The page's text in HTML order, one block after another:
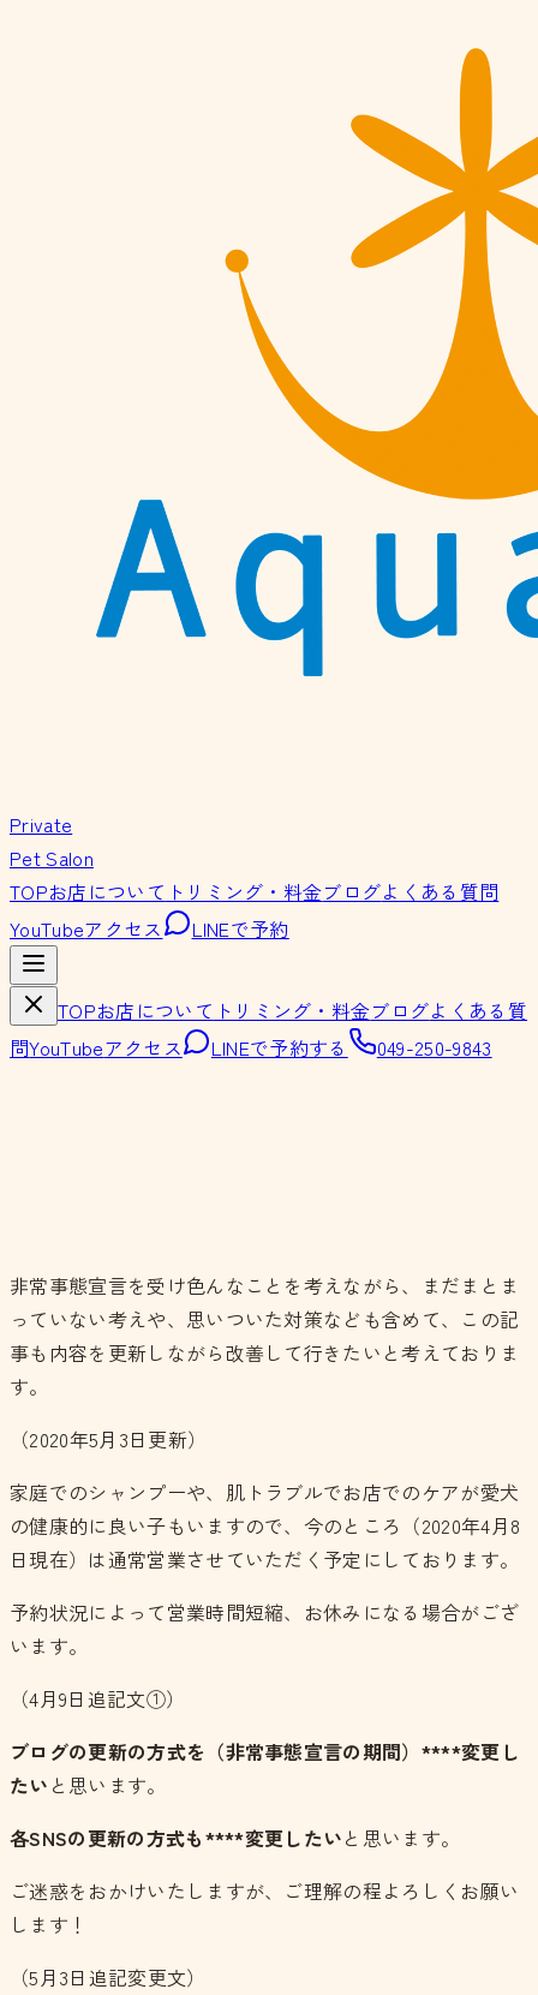
Private
Pet Salon
TOPお店について トリミング・料金ブログよくある質問
YouTubeアクセス LINEで予約
TOPお店について トリミング・料金ブログよくある質
問YouTubeアクセス LINEで予約する 049-250-9843
非常事態宣言を受け色んなことを考えながら、まだまとま
っていない考えや、思いついた対策なども含めて、この記
事も内容を更新しながら改善して行きたいと考えておりま
す。
（2020年5月3日更新）
家庭でのシャンプーや、肌トラブルでお店でのケアが愛犬
の健康的に良い子もいますので、今のところ（2020年4月8
日現在）は通常営業させていただく予定にしております。
予約状況によって営業時間短縮、お休みになる場合がござ
います。
（4月9日追記文①）
ブログの更新の方式を（非常事態宣言の期間）****変更し
たい と思います。
各SNSの更新の方式も****変更したいと思います。
ご迷惑をおかけいたしますが、ご理解の程よろしくお願い
します！
（5月3日追記変更文）